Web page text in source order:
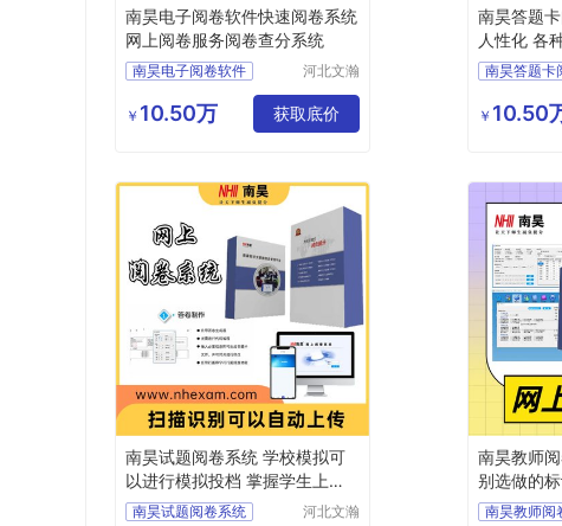
南昊电子阅卷软件快速阅卷系统
网上阅卷服务阅卷查分系统
南昊电子阅卷软件
网上阅卷服务
河北文瀚
技发展有
限公司
￥ 10.50万 获取底价
南昊答题
人性化 各
南昊答题卡
考试电脑阅
￥ 10.50
南昊试题阅卷系统 学校模拟可
以进行模拟投档 掌握学生上线
情况
南昊试题阅卷系统
河北文瀚
南昊教师
别选做的
南昊教师阅